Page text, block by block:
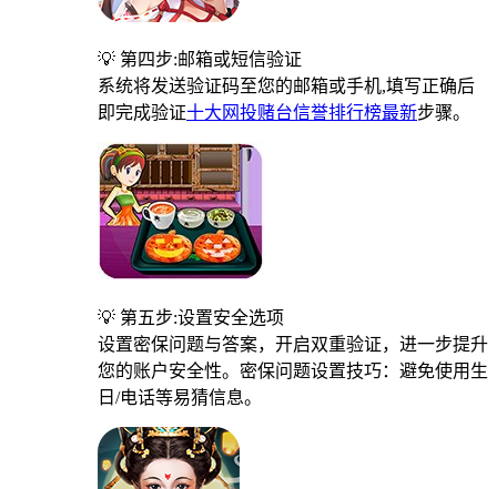
💡 第四步:邮箱或短信验证
系统将发送验证码至您的邮箱或手机,填写正确后
即完成验证十大网投赌台信誉排行榜最新步骤。
💡 第五步:设置安全选项
设置密保问题与答案，开启双重验证，进一步提升
您的账户安全性。密保问题设置技巧：避免使用生
日/电话等易猜信息。